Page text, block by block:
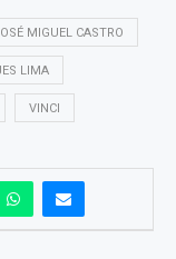
MIGUEL CASTRO
LIMA
VINCI